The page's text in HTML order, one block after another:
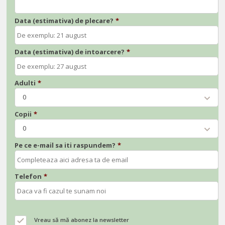
Data (estimativa) de plecare? *
Data (estimativa) de intoarcere? *
Adulti *
0
Copii *
0
Pe ce e-mail sa iti raspundem? *
Telefon *
Vreau să mă abonez la newsletter